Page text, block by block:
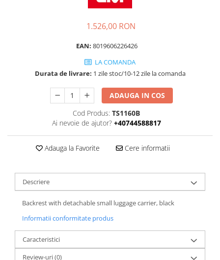
1.526,00 RON
EAN: 8019606226426
LA COMANDA
Durata de livrare: 1 zile stoc/10-12 zile la comanda
ADAUGA IN COS
Cod Produs: TS1160B
Ai nevoie de ajutor? +40744588817
Adauga la Favorite Cere informatii
Descriere
Backrest with detachable small luggage carrier, black
Informatii conformitate produs
Caracteristici
Review-uri(0)